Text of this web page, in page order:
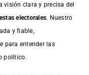
visión clara y precisa del
electorales. Nuestro
y fiable,
para entender las
político.